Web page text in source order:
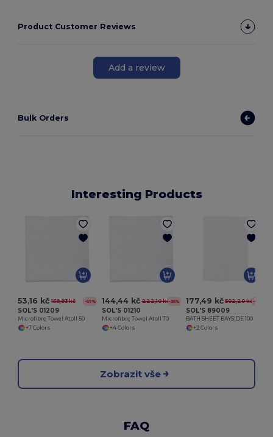
Product Customer Reviews
Add a review
Bulk Orders
Interesting Products
53,16 kč 159,93 kč -67%
SOL'S 01209
Microfibre Towel Atoll 50
+7 Colors
144,44 kč 222,10 kč-35%
SOL'S 01210
Microfibre Towel Atoll 70
+4 Colors
177,49 kč 502,20 kč-65%
SOL'S 89009
BATH SHEET BAYSIDE 100
+2 Colors
Zobrazit vše
FAQ